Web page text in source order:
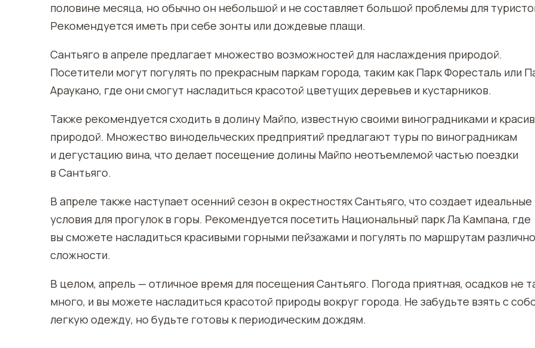
половине месяца, но обычно он небольшой и не составляет большой проблемы для
Рекомендуется иметь при себе зонты или дождевые плащи.
Сантьяго в апреле предлагает множество возможностей для наслаждения природой.
Посетители могут погулять по прекрасным паркам города, таким как Парк Форесталь или
Араукано, где они смогут насладиться красотой цветущих деревьев и кустарников.
Также рекомендуется сходить в долину Майпо, известную своими виноградниками и
природой. Множество винодельческих предприятий предлагают туры по виноградникам
и дегустацию вина, что делает посещение долины Майпо неотъемлемой частью поездки
в Сантьяго.
В апреле также наступает осенний сезон в окрестностях Сантьяго, что создает идеальные
условия для прогулок в горы. Рекомендуется посетить Национальный парк Ла Кампана, где
вы сможете насладиться красивыми горными пейзажами и погулять по маршрутам
сложности.
В целом, апрель — отличное время для посещения Сантьяго. Погода приятная, осадков не
много, и вы можете насладиться красотой природы вокруг города. Не забудьте взять с
легкую одежду, но будьте готовы к периодическим дождям.